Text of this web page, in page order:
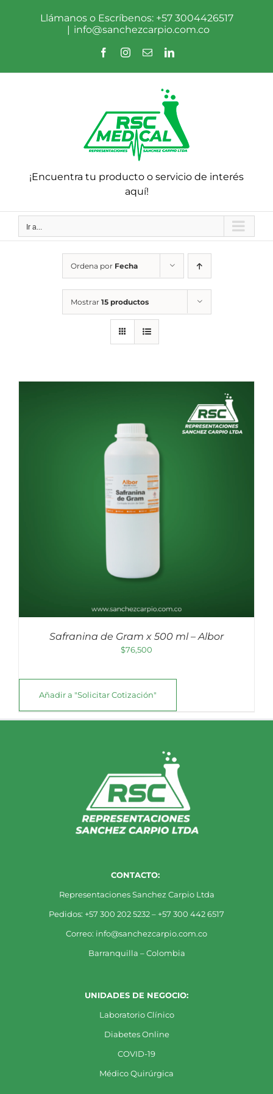
Llámanos o Escríbenos: +57 3004426517
| info@sanchezcarpio.com.co
FacebookInstagram
CorreoLinkedIn
¡Encuentra tu producto o servicio de interés
aquí!
Ir a...
Ordena por Fecha
Mostrar 15 productos
Safranina de Gram x 500 ml – Albor
$76,500
Añadir a "Solicitar Cotización"
CONTACTO:
Representaciones Sanchez Carpio Ltda
Pedidos: +57 300 202 5232 – +57 300 442 6517
Correo: info@sanchezcarpio.com.co
Barranquilla – Colombia
UNIDADES DE NEGOCIO:
Laboratorio Clínico
Diabetes Online
COVID-19
Médico Quirúrgica